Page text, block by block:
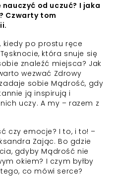
od uczuć? I jaka
Czwarty tom
kiedy po prostu ręce
która snuje się
znaleźć miejsca? Jak
wezwać Zdrowy
sobie Mądrość, gdy
ją inspirują i
uczy. A my – razem z
czy emocje? I to, i to! –
Zając. Bo gdzie
gdyby Mądrość nie
okiem? I czym byłby
co mówi serce?